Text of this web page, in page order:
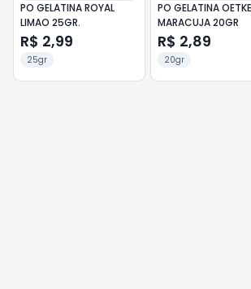
PO GELATINA ROYAL
LIMAO 25GR.
R$ 2,99
25gr
PO GELATINA
MARACUJA 20GR
R$ 2,89
20gr